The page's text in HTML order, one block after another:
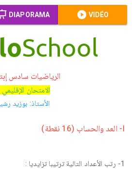
DIAPORAMA VIDÉO
الرياضيات سادس
الامتحان الإقليمي 2
الأستاذ: بوزيد
I- العد والحساب (16 نقطة)
1- رتب الأعداد التالية ترتيبا تزايديا :